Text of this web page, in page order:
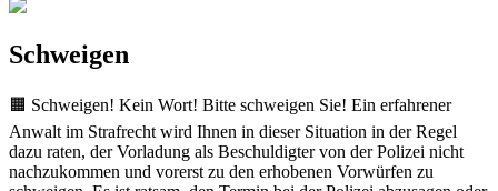
Schweigen
🟧 Schweigen! Kein Wort! Bitte schweigen Sie! Ein erfahrener
Anwalt im Strafrecht wird Ihnen in dieser Situation in der Regel
dazu raten, der Vorladung als Beschuldigter von der Polizei nicht
nachzukommen und vorerst zu den erhobenen Vorwürfen zu